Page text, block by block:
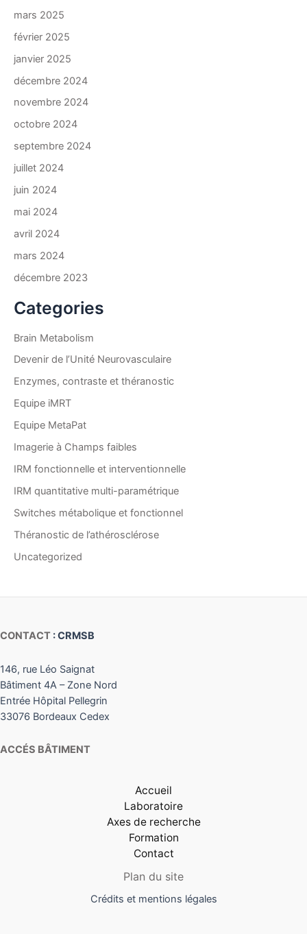
mars 2025
février 2025
janvier 2025
décembre 2024
novembre 2024
octobre 2024
septembre 2024
juillet 2024
juin 2024
mai 2024
avril 2024
mars 2024
décembre 2023
Categories
Brain Metabolism
Devenir de l’Unité Neurovasculaire
Enzymes, contraste et théranostic
Equipe iMRT
Equipe MetaPat
Imagerie à Champs faibles
IRM fonctionnelle et interventionnelle
IRM quantitative multi-paramétrique
Switches métabolique et fonctionnel
Théranostic de l’athérosclérose
Uncategorized
CONTACT : CRMSB
146, rue Léo Saignat
Bâtiment 4A – Zone Nord
Entrée Hôpital Pellegrin
33076 Bordeaux Cedex
ACCÉS BÂTIMENT
Accueil
Laboratoire
Axes de recherche
Formation
Contact
Plan du site
Crédits et mentions légales